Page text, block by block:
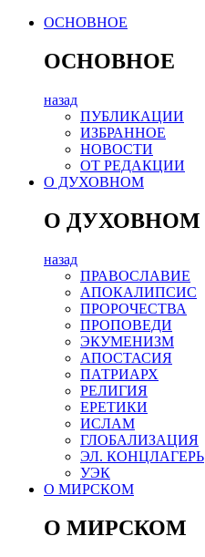
ОСНОВНОЕ
ОСНОВНОЕ
назад
ПУБЛИКАЦИИ
ИЗБРАННОЕ
НОВОСТИ
ОТ РЕДАКЦИИ
О ДУХОВНОМ
О ДУХОВНОМ
назад
ПРАВОСЛАВИЕ
АПОКАЛИПСИС
ПРОРОЧЕСТВА
ПРОПОВЕДИ
ЭКУМЕНИЗМ
АПОСТАСИЯ
ПАТРИАРХ
РЕЛИГИЯ
ЕРЕТИКИ
ИСЛАМ
ГЛОБАЛИЗАЦИЯ
ЭЛ. КОНЦЛАГЕРЬ
УЭК
О МИРСКОМ
О МИРСКОМ